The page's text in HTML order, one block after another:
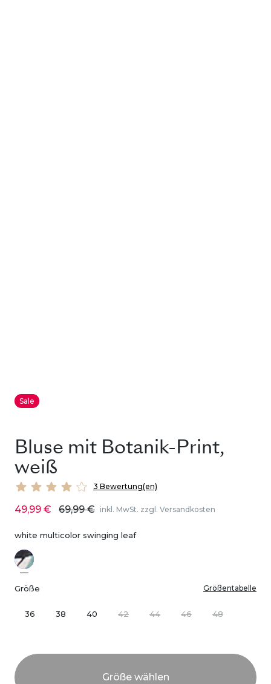
Sale
Bluse mit Botanik-Print,
weiß
3 Bewertung(en)
49,99 € 69,99 € inkl. MwSt. zzgl. Versandkosten
white multicolor swinging leaf
Größe Größentabelle
36 38 40 42 44 46 48